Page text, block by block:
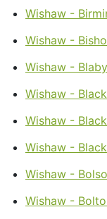
Wishaw -
Wishaw -
Wishaw -
Wishaw -
Wishaw -
Wishaw -
Wishaw -
Wishaw -